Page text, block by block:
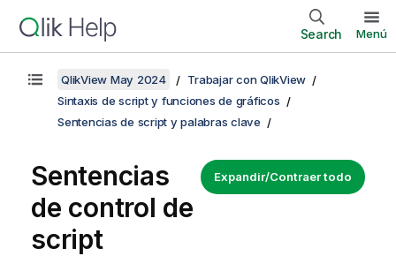
Search Menú
QlikView May 2024
Trabajar con QlikView
Sintaxis de script y funciones de gráficos
Sentencias de script y palabras clave
Expandir/Contraer todo
Sentencias
de control de
script